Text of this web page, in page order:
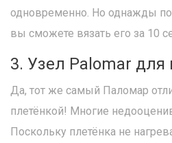
одновременно. Но однажды
вы сможете вязать его за 10
3. Узел Palomar для
Да, тот же самый Паломар
плетёнкой! Многие
Поскольку плетёнка не